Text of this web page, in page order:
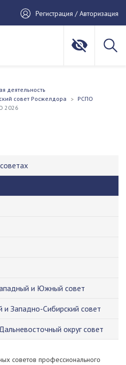
Регистрация / Авторизация
деятельность
совет Росжелдора
РСПО
2026
и Южный совет
и Западно-Сибирский совет
округ совет
советов профессионального